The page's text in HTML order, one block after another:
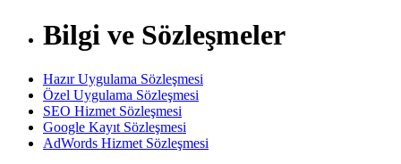
Bilgi ve Sözleşmeler
Hazır Uygulama Sözleşmesi
Özel Uygulama Sözleşmesi
SEO Hizmet Sözleşmesi
Google Kayıt Sözleşmesi
AdWords Hizmet Sözleşmesi